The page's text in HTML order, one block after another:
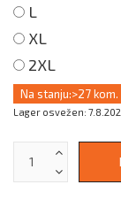
L
XL
2XL
Na stanju:>27 kom.
Lager osvežen: